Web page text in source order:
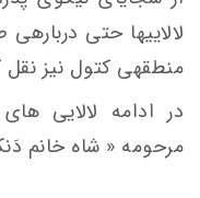
لالایی­ها حتی
منطقه­ی کتول نیز
در ادامه لالایی
مرحومه « شاه­ خانم